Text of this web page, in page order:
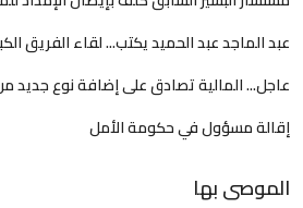
عبد الماجد عبد الحميد يكتب... لقاء الفريق
عاجل... المالية تصادق على إضافة نوع جديد
إقالة مسؤول في حكومة الأمل
الموصى بها